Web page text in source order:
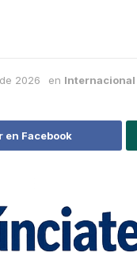
2026 en Internacional
en Facebook